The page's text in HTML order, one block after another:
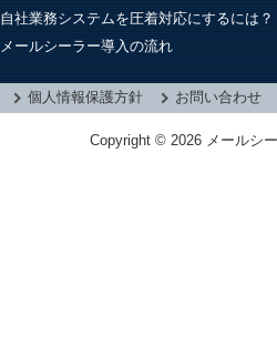
自社業務システムを圧着対応にするには？
メールシーラー導入の流れ
個人情報保護方針 お問い合わせ
Copyright © 2026 メールシ